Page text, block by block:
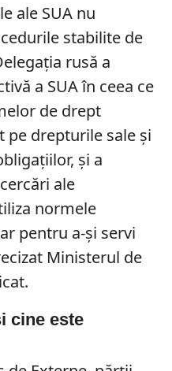
ale SUA nu
stabilite de
rusă a
a SUA în ceea ce
de drept
pe drepturile sale și
și a
ale
normele
pentru a-și servi
Ministerul de
cine este